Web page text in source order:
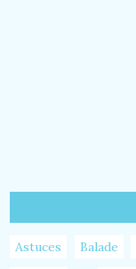
Astuces Balade